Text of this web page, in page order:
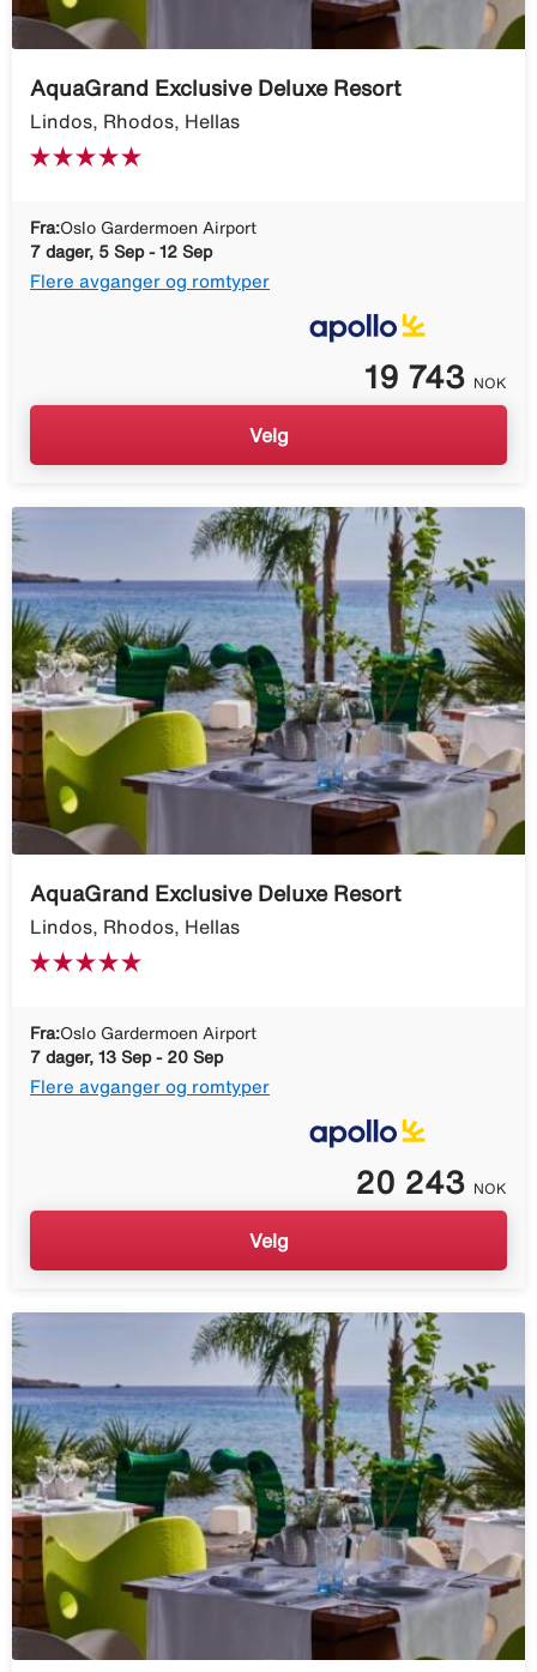
AquaGrand Exclusive Deluxe Resort
Lindos, Rhodos, Hellas
Fra:Oslo Gardermoen Airport
7 dager, 5 Sep - 12 Sep
Flere avganger og romtyper
19 743 NOK
Velg
AquaGrand Exclusive Deluxe Resort
Lindos, Rhodos, Hellas
Fra:Oslo Gardermoen Airport
7 dager, 13 Sep - 20 Sep
Flere avganger og romtyper
20 243 NOK
Velg